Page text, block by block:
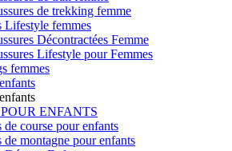
de trekking femme
Lifestyle femmes
Décontractées Femme
Lifestyle pour Femmes
femmes
ENFANTS
de course pour enfants
de montagne pour enfants